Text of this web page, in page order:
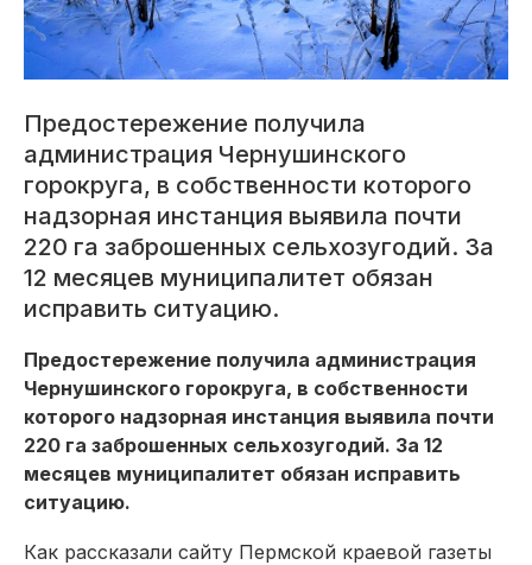
Предостережение получила
администрация Чернушинского
горокруга, в собственности которого
надзорная инстанция выявила почти
220 га заброшенных сельхозугодий. За
12 месяцев муниципалитет обязан
исправить ситуацию.
Предостережение получила администрация
Чернушинского горокруга, в собственности
которого надзорная инстанция выявила почти
220 га заброшенных сельхозугодий. За 12
месяцев муниципалитет обязан исправить
ситуацию.
Как рассказали сайту Пермской краевой газеты